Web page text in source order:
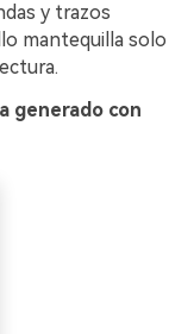
y trazos
mantequilla solo
generado con